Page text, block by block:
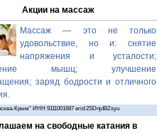
Акции на массаж
Массаж — это не только
удовольствие, но и: снятие
напряжения и усталости;
мышц; улучшение
заряд бодрости и отличного
Крым" ИНН 9111001687 erid:2SDnjdBZsyu
на свободные катания в